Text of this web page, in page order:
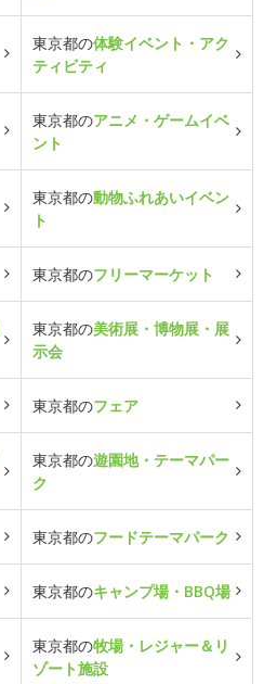
東京都の体験イベント・アク
ティビティ
東京都のアニメ・ゲームイベ
ント
東京都の動物ふれあいイベン
ト
東京都のフリーマーケット
東京都の美術展・博物展・展
示会
東京都のフェア
東京都の遊園地・テーマパー
ク
東京都のフードテーマパーク
東京都のキャンプ場・BBQ場
東京都の牧場・レジャー＆リ
ゾート施設